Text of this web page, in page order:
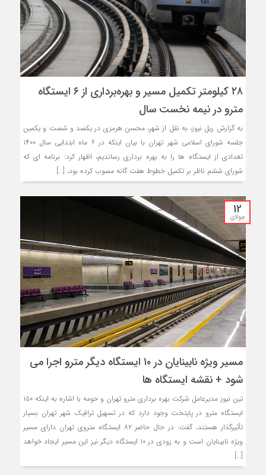
۲۸ کیلومتر تکمیل مسیر و بهره‌برداری از ۶ ایستگاه
مترو در نیمه نخست سال
به گزارش ریل نیوز، به نقل از شهر، محسن هرمزی در یکصد و شصت و یکمین
جلسه شورای اسلامی شهر تهران با بیان اینکه در ۶ ماه ابتدایی سال ۱۴۰۰
تعدادی از ایستگاه ها را به بهره برداری رساندیم، اظهار کرد: برنامه ای که
شورای ششم ناظر بر تکمیل خطوط هفت گانه مصوب کرده بود، […]
12
جولای
مسیر ویژه نابینایان در ۱۰ ایستگاه دیگر مترو اجرا می
شود + نقشه ایستگاه ها
تین نیوز مدیرعامل شرکت بهره برداری مترو تهران و حومه با اشاره به اینکه ۱۵۰
ایستگاه مترو در پایتخت وجود دارد که در تسهیل ترافیک شهر تهران بسیار
تأثیرگذار هستند، گفت: در حال حاضر ۸۲ ایستگاه متروی تهران دارای مسیر
ویژه نابینایان است و به زودی در ۱۰ ایستگاه دیگر نیز این مسیر ایجاد خواهد
[…]